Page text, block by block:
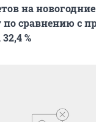
на
по сравнению с
%